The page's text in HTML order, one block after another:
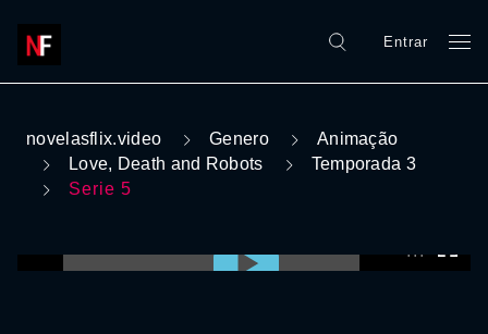
Entrar
novelasflix.video Genero
Animação
Love, Death and Robots
Temporada 3
Serie 5